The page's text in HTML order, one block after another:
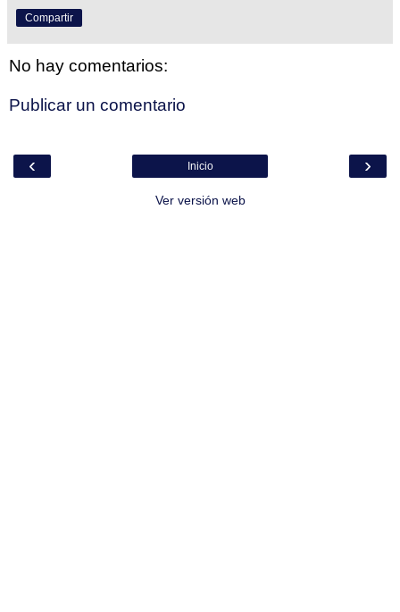
Compartir
No hay comentarios:
Publicar un comentario
‹ ›
Inicio
Ver versión web